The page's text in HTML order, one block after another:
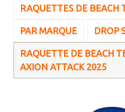
RAQUETTES DE BEACH
PAR MARQUE DROP
RAQUETTE DE BEACH
AXION ATTACK 2025